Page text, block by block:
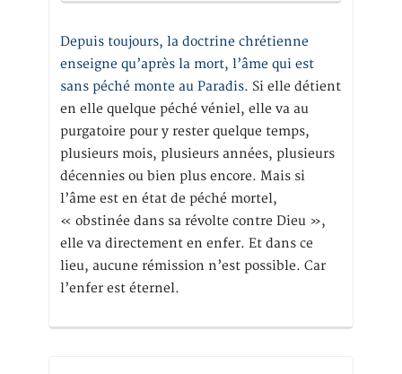
Depuis toujours, la doctrine chrétienne
enseigne qu’après la mort, l’âme qui est
sans péché monte au Paradis. Si elle détient
en elle quelque péché véniel, elle va au
purgatoire pour y rester quelque temps,
plusieurs mois, plusieurs années, plusieurs
décennies ou bien plus encore. Mais si
l’âme est en état de péché mortel,
« obstinée dans sa révolte contre Dieu »,
elle va directement en enfer. Et dans ce
lieu, aucune rémission n’est possible. Car
l’enfer est éternel.